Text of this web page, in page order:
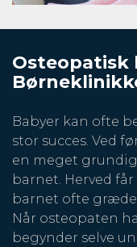
Osteopatisk
Babyer kan ofte
stor succes. Ved
en meget
barnet. Herved
barnet ofte
Når osteopaten
begynder selve